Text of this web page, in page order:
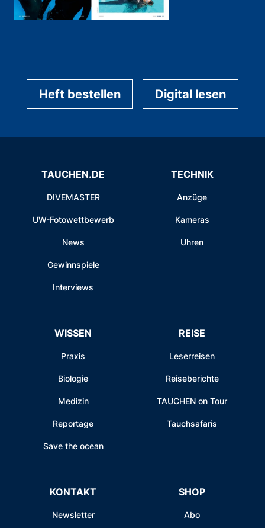
Heft bestellen Digital lesen
TAUCHEN.DE
DIVEMASTER
UW-Fotowettbewerb
News
Gewinnspiele
Interviews
TECHNIK
Anzüge
Kameras
Uhren
WISSEN
Praxis
Biologie
Medizin
Reportage
Save the ocean
REISE
Leserreisen
Reiseberichte
TAUCHEN on Tour
Tauchsafaris
KONTAKT
Newsletter
SHOP
Abo